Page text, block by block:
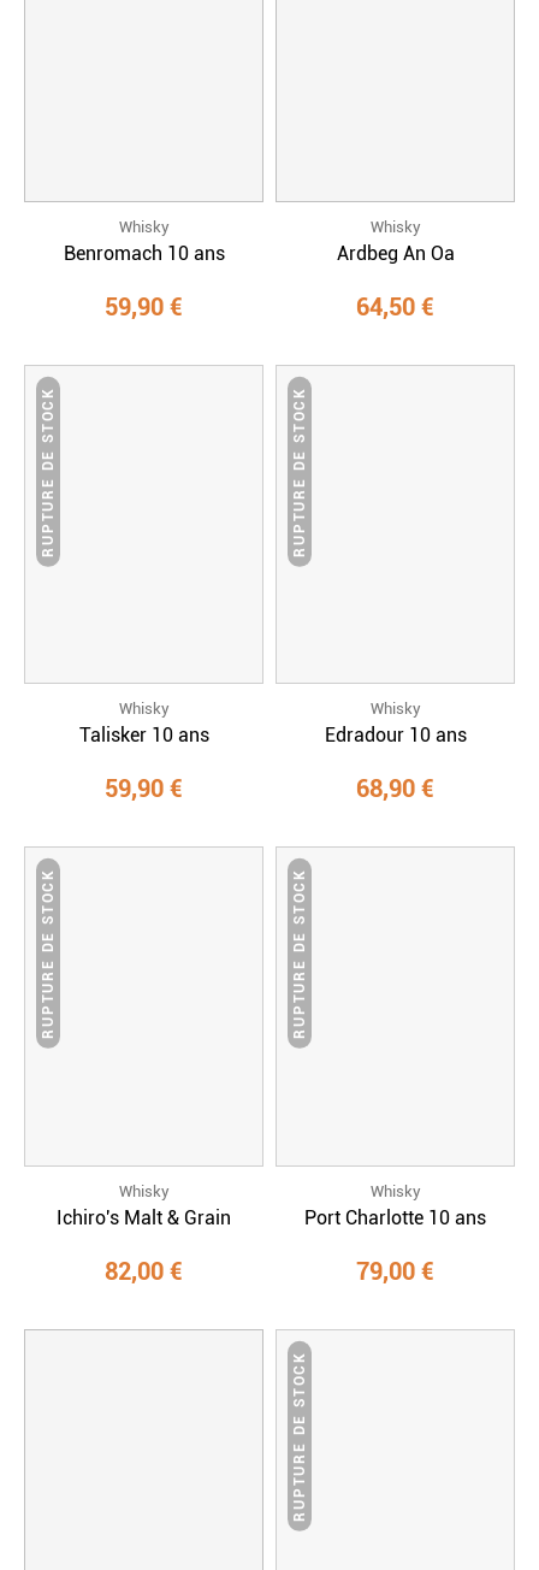
Whisky
Benromach 10 ans
59,90 €
Whisky
Ardbeg An Oa
64,50 €
RUPTURE DE STOCK
Whisky
Talisker 10 ans
59,90 €
RUPTURE DE STOCK
Whisky
Edradour 10 ans
68,90 €
RUPTURE DE STOCK
Whisky
Ichiro's Malt & Grain
82,00 €
RUPTURE DE STOCK
Whisky
Port Charlotte 10 ans
79,00 €
RUPTURE DE STOCK